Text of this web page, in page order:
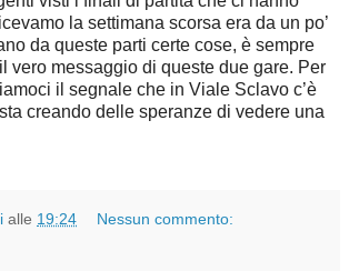
la settimana scorsa era da un po’
da queste parti certe cose, è sempre
vero messaggio di queste due gare. Per
il segnale che in Viale Sclavo c’è
creando delle speranze di vedere una
alle 19:24 Nessun commento: